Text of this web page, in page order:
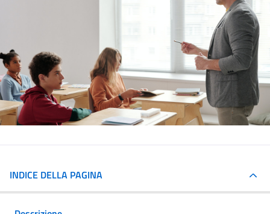
INDICE DELLA PAGINA